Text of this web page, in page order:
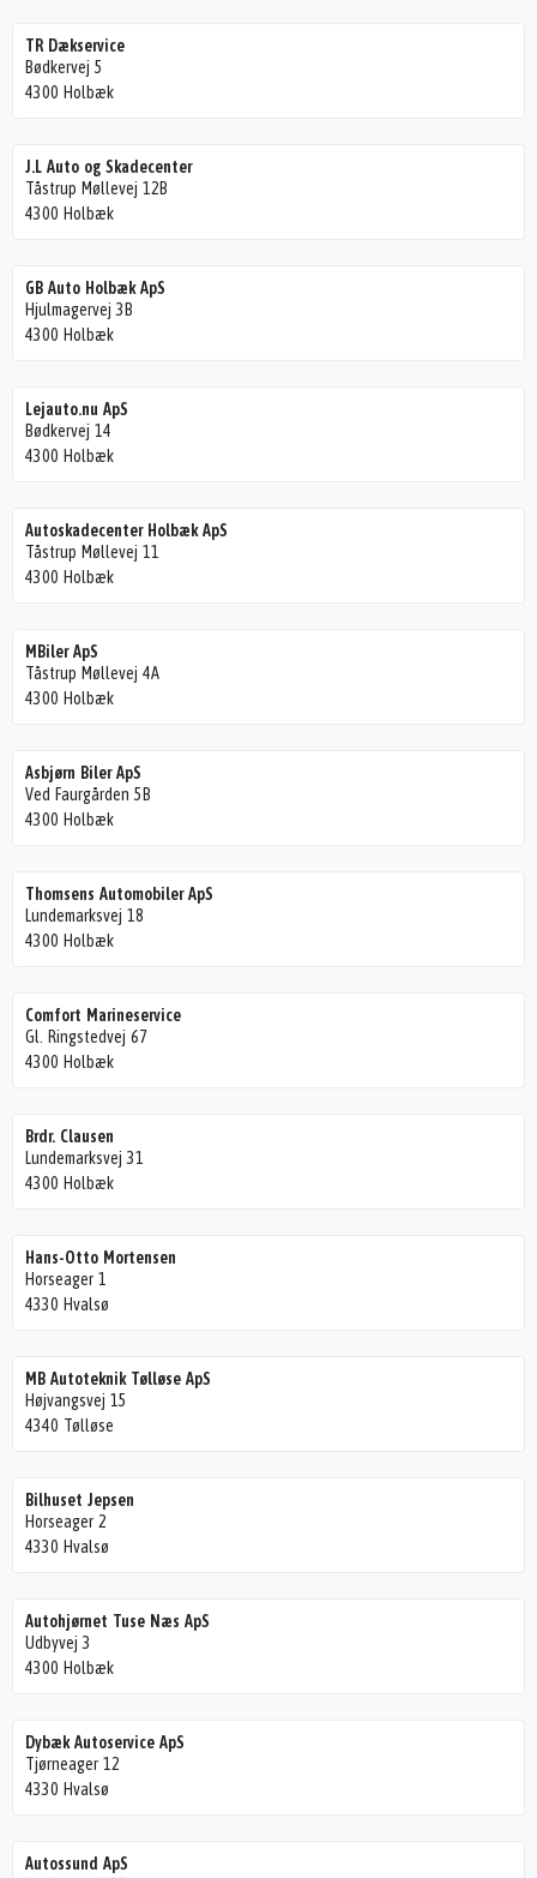
TR Dækservice
Bødkervej 5
4300 Holbæk
J.L Auto og Skadecenter
Tåstrup Møllevej 12B
4300 Holbæk
GB Auto Holbæk ApS
Hjulmagervej 3B
4300 Holbæk
Lejauto.nu ApS
Bødkervej 14
4300 Holbæk
Autoskadecenter Holbæk ApS
Tåstrup Møllevej 11
4300 Holbæk
MBiler ApS
Tåstrup Møllevej 4A
4300 Holbæk
Asbjørn Biler ApS
Ved Faurgården 5B
4300 Holbæk
Thomsens Automobiler ApS
Lundemarksvej 18
4300 Holbæk
Comfort Marineservice
Gl. Ringstedvej 67
4300 Holbæk
Brdr. Clausen
Lundemarksvej 31
4300 Holbæk
Hans-Otto Mortensen
Horseager 1
4330 Hvalsø
MB Autoteknik Tølløse ApS
Højvangsvej 15
4340 Tølløse
Bilhuset Jepsen
Horseager 2
4330 Hvalsø
Autohjørnet Tuse Næs ApS
Udbyvej 3
4300 Holbæk
Dybæk Autoservice ApS
Tjørneager 12
4330 Hvalsø
Autossund ApS